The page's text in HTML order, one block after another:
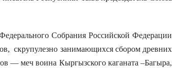
Собрания Российской Федерации
скрупулезно занимающихся сбором древних
— меч воина Кыргызского каганата –Багыра,